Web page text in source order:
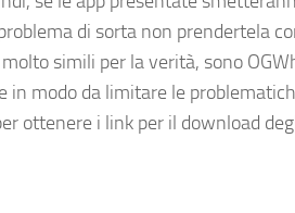
di sorta non prendertela
simili per la verità, sono
in modo da limitare le
ottenere i link per il download